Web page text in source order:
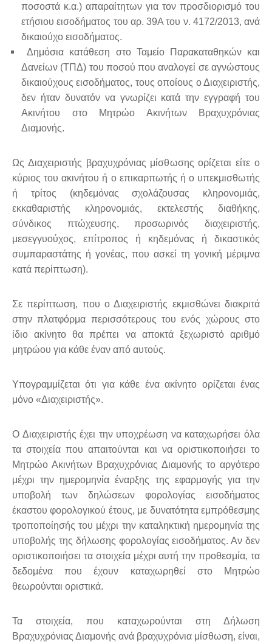
ποσοστά κ.α.) απαραίτητων για τον προσδιορισμό του
ετήσιου εισοδήματος του αρ. 39Α του ν. 4172/2013, ανά
δικαιούχο εισοδήματος.
Δημόσια κατάθεση στο Ταμείο Παρακαταθηκών και
Δανείων (ΤΠΔ) του ποσού που αναλογεί σε αγνώστους
δικαιούχους εισοδήματος, τους οποίους ο Διαχειριστής,
δεν ήταν δυνατόν να γνωρίζει κατά την εγγραφή του
Ακινήτου στο Μητρώο Ακινήτων Βραχυχρόνιας
Διαμονής.
Ως Διαχειριστής βραχυχρόνιας μίσθωσης ορίζεται είτε ο
κύριος του ακινήτου ή ο επικαρπωτής ή ο υπεκμισθωτής
ή τρίτος (κηδεμόνας σχολάζουσας κληρονομιάς,
εκκαθαριστής κληρονομιάς, εκτελεστής διαθήκης,
σύνδικος πτώχευσης, προσωρινός διαχειριστής,
μεσεγγυούχος, επίτροπος ή κηδεμόνας ή δικαστικός
συμπαραστάτης ή γονέας, που ασκεί τη γονική μέριμνα
κατά περίπτωση).
Σε περίπτωση, που ο Διαχειριστής εκμισθώνει διακριτά
στην πλατφόρμα περισσότερους του ενός χώρους στο
ίδιο ακίνητο θα πρέπει να αποκτά ξεχωριστό αριθμό
μητρώου για κάθε έναν από αυτούς.
Υπογραμμίζεται ότι για κάθε ένα ακίνητο ορίζεται ένας
μόνο «Διαχειριστής».
Ο Διαχειριστής έχει την υποχρέωση να καταχωρήσει όλα
τα στοιχεία που απαιτούνται και να οριστικοποιήσει το
Μητρώο Ακινήτων Βραχυχρόνιας Διαμονής το αργότερο
μέχρι την ημερομηνία έναρξης της εφαρμογής για την
υποβολή των δηλώσεων φορολογίας εισοδήματος
έκαστου φορολογικού έτους, με δυνατότητα εμπρόθεσμης
τροποποίησής του μέχρι την καταληκτική ημερομηνία της
υποβολής της δήλωσης φορολογίας εισοδήματος. Αν δεν
οριστικοποιήσει τα στοιχεία μέχρι αυτή την προθεσμία, τα
δεδομένα που έχουν καταχωρηθεί στο Μητρώο
θεωρούνται οριστικά.
Τα στοιχεία, που καταχωρούνται στη Δήλωση
Βραχυχρόνιας Διαμονής ανά βραχυχρόνια μίσθωση, είναι,